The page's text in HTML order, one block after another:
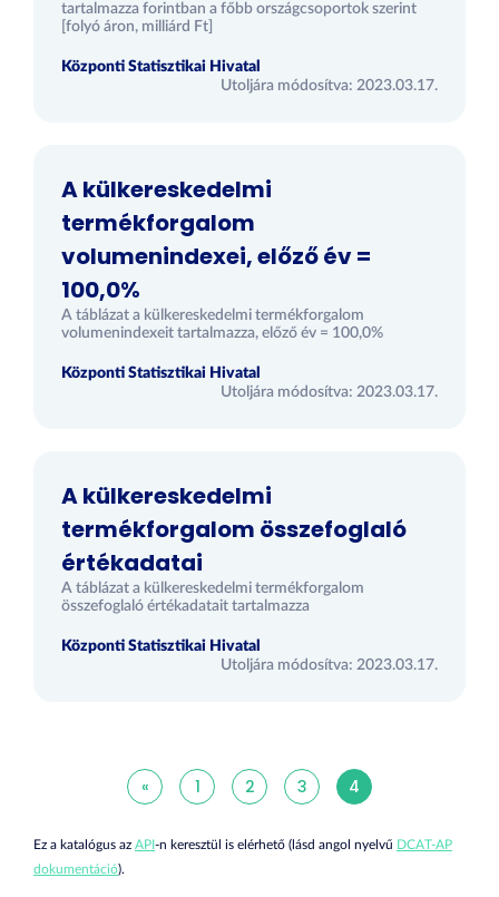
tartalmazza forintban a főbb országcsoportok szerint
[folyó áron, milliárd Ft]
Központi Statisztikai Hivatal
Utoljára módosítva: 2023.03.17.
A külkereskedelmi
termékforgalom
volumenindexei, előző év =
100,0%
A táblázat a külkereskedelmi termékforgalom
volumenindexeit tartalmazza, előző év = 100,0%
Központi Statisztikai Hivatal
Utoljára módosítva: 2023.03.17.
A külkereskedelmi
termékforgalom összefoglaló
értékadatai
A táblázat a külkereskedelmi termékforgalom
összefoglaló értékadatait tartalmazza
Központi Statisztikai Hivatal
Utoljára módosítva: 2023.03.17.
« 1 2 3 4
Ez a katalógus az API-n keresztül is elérhető (lásd angol nyelvű DCAT-AP
dokumentáció).